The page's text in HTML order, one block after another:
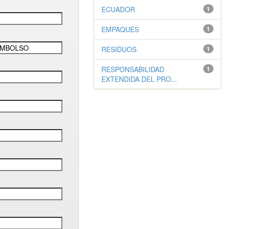
1
ECUADOR
1
EMPAQUES
1
RESIDUOS
1
RESPONSABILIDAD
EXTENDIDA DEL PRO...